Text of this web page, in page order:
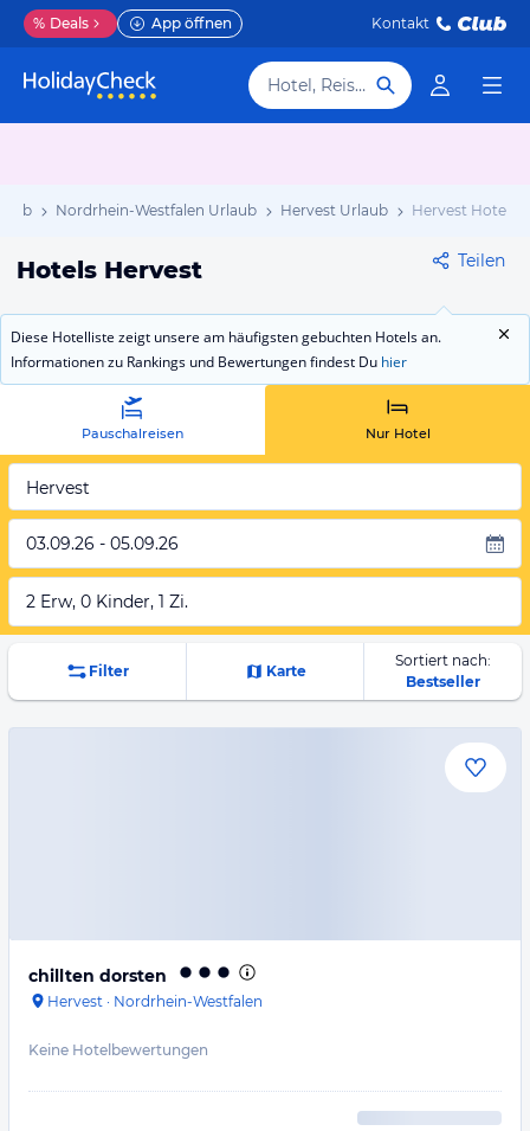
% Deals App öffnen Kontakt
Hotel, Reiseziel
Nordrhein-Westfalen Urlaub Hervest Urlaub Hervest Hotels
Hotels Hervest Teilen
Diese Hotelliste zeigt unsere am häufigsten gebuchten Hotels an.
Informationen zu Rankings und Bewertungen findest Du hier
Pauschalreisen Nur Hotel
Hervest
03.09.26 - 05.09.26
2 Erw, 0 Kinder, 1 Zi.
Filter Karte
Sortiert nach:
Bestseller
chillten dorsten
Hervest · Nordrhein-Westfalen
Keine Hotelbewertungen